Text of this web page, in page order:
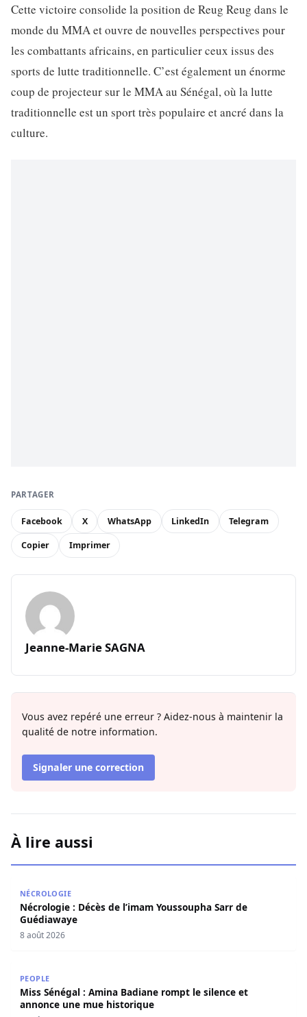
Cette victoire consolide la position de Reug Reug dans le
monde du MMA et ouvre de nouvelles perspectives pour
les combattants africains, en particulier ceux issus des
sports de lutte traditionnelle. C’est également un énorme
coup de projecteur sur le MMA au Sénégal, où la lutte
traditionnelle est un sport très populaire et ancré dans la
culture.
PARTAGER
Facebook X WhatsApp LinkedIn Telegram
Copier Imprimer
Jeanne-Marie SAGNA
Vous avez repéré une erreur ? Aidez-nous à maintenir la
qualité de notre information.
Signaler une correction
À lire aussi
NÉCROLOGIE
Nécrologie : Décès de l’imam Youssoupha Sarr de
Guédiawaye
8 août 2026
PEOPLE
Miss Sénégal : Amina Badiane rompt le silence et
annonce une mue historique